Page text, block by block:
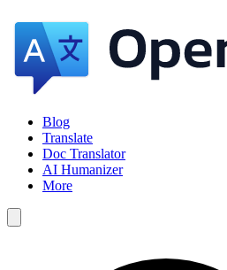
Blog
Translate
Doc Translator
AI Humanizer
More